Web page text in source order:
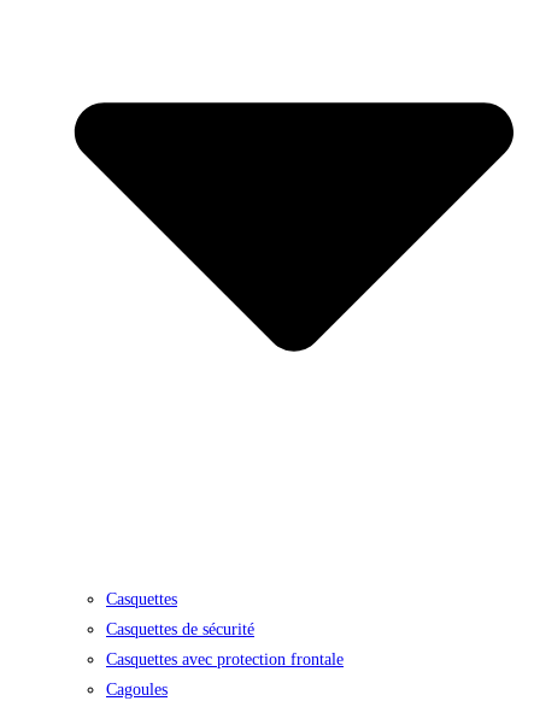
Casquettes
Casquettes de sécurité
Casquettes avec protection frontale
Cagoules